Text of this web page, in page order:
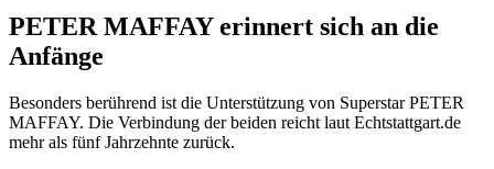
PETER MAFFAY erinnert sich an die
Anfänge
Besonders berührend ist die Unterstützung von Superstar PETER
MAFFAY. Die Verbindung der beiden reicht laut Echtstattgart.de
mehr als fünf Jahrzehnte zurück.